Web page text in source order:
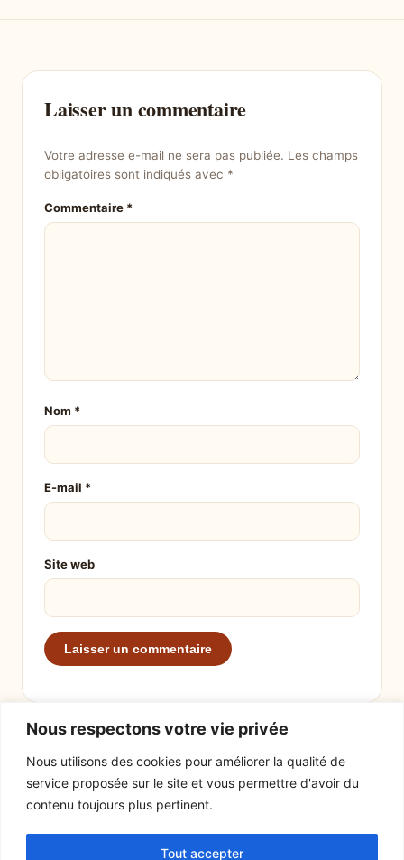
Nous respectons votre vie privée
Nous utilisons des cookies pour améliorer la qualité de
service proposée sur le site et vous permettre d'avoir du
contenu toujours plus pertinent.
Tout accepter
Laisser un commentaire
Votre adresse e-mail ne sera pas publiée. Les champs
obligatoires sont indiqués avec *
Commentaire *
Nom *
E-mail *
Site web
Actualités